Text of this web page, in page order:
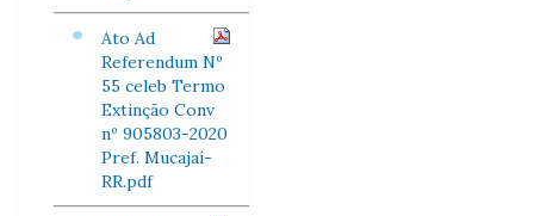
Ato Ad
Referendum Nº
55 celeb Termo
Extinção Conv
nº 905803-2020
Pref. Mucajaí-
RR.pdf